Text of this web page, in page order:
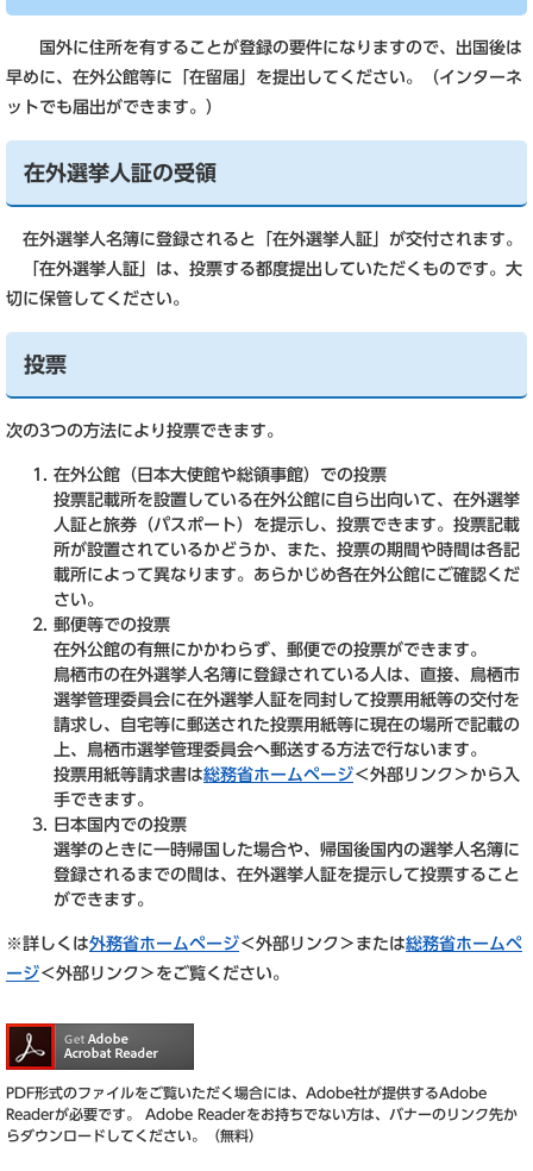
国外に住所を有することが登録の要件になりますので、出国後は
早めに、在外公館等に「在留届」を提出してください。（インターネ
ットでも届出ができます。）
在外選挙人証の受領
在外選挙人名簿に登録されると「在外選挙人証」が交付されます。
「在外選挙人証」は、投票する都度提出していただくものです。大
切に保管してください。
投票
次の3つの方法により投票できます。
在外公館（日本大使館や総領事館）での投票
投票記載所を設置している在外公館に自ら出向いて、在外選挙
人証と旅券（パスポート）を提示し、投票できます。投票記載
所が設置されているかどうか、また、投票の期間や時間は各記
載所によって異なります。あらかじめ各在外公館にご確認くだ
さい。
郵便等での投票
在外公館の有無にかかわらず、郵便での投票ができます。
鳥栖市の在外選挙人名簿に登録されている人は、直接、鳥栖市
選挙管理委員会に在外選挙人証を同封して投票用紙等の交付を
請求し、自宅等に郵送された投票用紙等に現在の場所で記載の
上、鳥栖市選挙管理委員会へ郵送する方法で行ないます。
投票用紙等請求書は総務省ホームページ＜外部リンク＞ から入
手できます。
日本国内での投票
選挙のときに一時帰国した場合や、帰国後国内の選挙人名簿に
登録されるまでの間は、在外選挙人証を提示して投票すること
ができます。
※詳しくは外務省ホームページ＜外部リンク＞ または総務省ホームペ
ージ＜外部リンク＞ をご覧ください。
PDF形式のファイルをご覧いただく場合には、Adobe社が提供するAdobe
Readerが必要です。
Adobe Readerをお持ちでない方は、バナーのリンク先か
らダウンロードしてください。（無料）